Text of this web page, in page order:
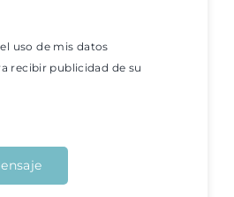
uso de mis datos
recibir publicidad de su